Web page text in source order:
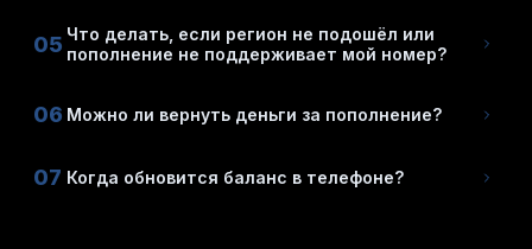
05 Что делать, если регион не подошёл или
пополнение не поддерживает мой номер?
06 Можно ли вернуть деньги за пополнение?
07 Когда обновится баланс в телефоне?